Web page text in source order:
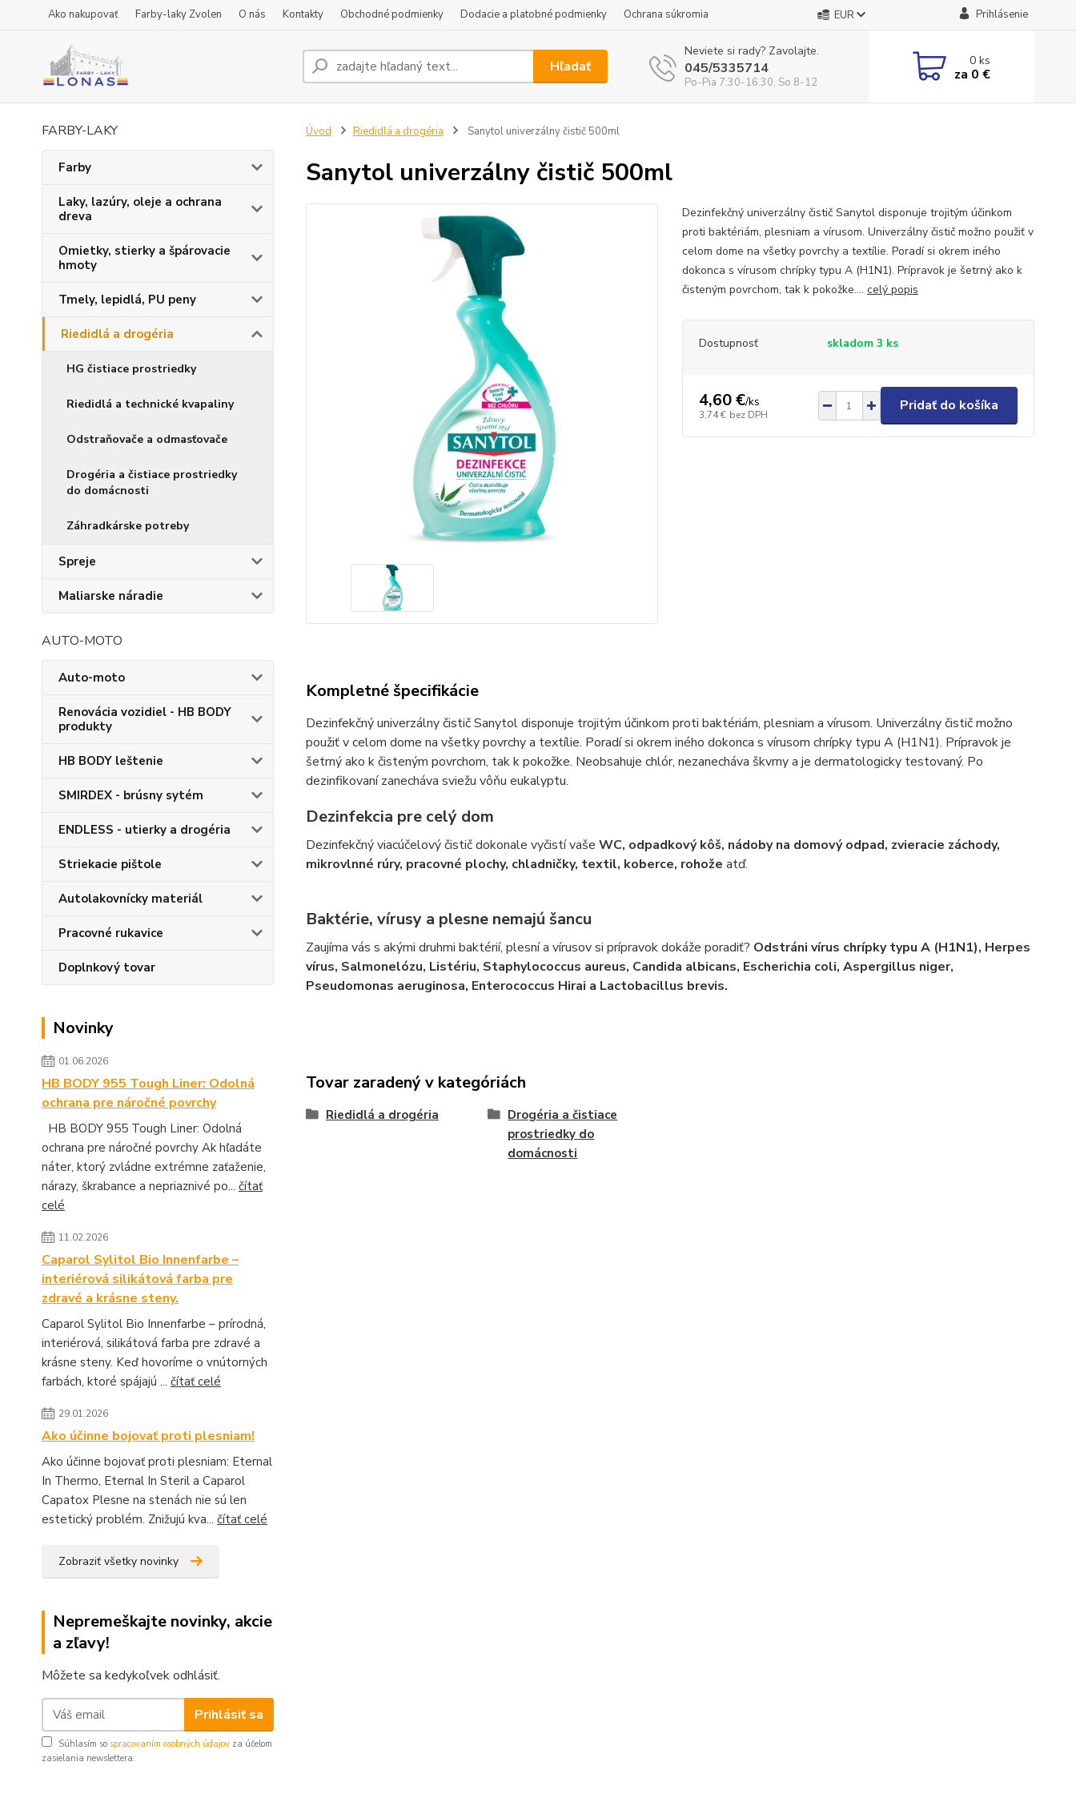
Ako nakupovať Farby-laky Zvolen O nás Kontakty Obchodné podmienky Dodacie a platobné podmienky Ochrana súkromia EUR Prihlásenie
Hľadať
Neviete si rady? Zavolajte.
045/5335714
Po-Pia 7:30-16.30, So 8-12
0ks
za 0 €
FARBY-LAKY
Farby
Laky, lazúry, oleje a ochrana
dreva
Omietky, stierky a špárovacie
hmoty
Tmely, lepidlá, PU peny
Riedidlá a drogéria
HG čistiace prostriedky
Riedidlá a technické kvapaliny
Odstraňovače a odmasťovače
Drogéria a čistiace prostriedky
do domácnosti
Záhradkárske potreby
Spreje
Maliarske náradie
AUTO-MOTO
Auto-moto
Renovácia vozidiel - HB BODY
produkty
HB BODY leštenie
SMIRDEX - brúsny sytém
ENDLESS - utierky a drogéria
Striekacie pištole
Autolakovnícky materiál
Pracovné rukavice
Doplnkový tovar
Novinky
01.06.2026
HB BODY 955 Tough Liner: Odolná
ochrana pre náročné povrchy
HB BODY 955 Tough Liner: Odolná
ochrana pre náročné povrchy Ak hľadáte
náter, ktorý zvládne extrémne zaťaženie,
nárazy, škrabance a nepriaznivé po... čítať
celé
11.02.2026
Caparol Sylitol Bio Innenfarbe –
interiérová silikátová farba pre
zdravé a krásne steny.
Caparol Sylitol Bio Innenfarbe – prírodná,
interiérová, silikátová farba pre zdravé a
krásne steny. Keď hovoríme o vnútorných
farbách, ktoré spájajú ... čítať celé
29.01.2026
Ako účinne bojovať proti plesniam!
Ako účinne bojovať proti plesniam: Eternal
In Thermo, Eternal In Steril a Caparol
Capatox Plesne na stenách nie sú len
estetický problém. Znižujú kva... čítať celé
Zobraziť všetky novinky
Nepremeškajte novinky, akcie
a zľavy!
Môžete sa kedykoľvek odhlásiť.
Prihlásiť sa
Súhlasím so spracovaním osobných údajov za účelom
zasielania newslettera.
Úvod Riedidlá a drogéria Sanytol univerzálny čistič 500ml
Sanytol univerzálny čistič 500ml
Dezinfekčný univerzálny čistič Sanytol disponuje trojitým účinkom
proti baktériám, plesniam a vírusom. Univerzálny čistič možno použiť v
celom dome na všetky povrchy a textílie. Poradí si okrem iného
dokonca s vírusom chrípky typu A (H1N1). Prípravok je šetrný ako k
čisteným povrchom, tak k pokožke.... celý popis
Dostupnosť skladom 3 ks
4,60 €/ks
3,74 € bez DPH
Pridať do košíka
Kompletné špecifikácie
Dezinfekčný univerzálny čistič Sanytol disponuje trojitým účinkom proti baktériám, plesniam a vírusom. Univerzálny čistič možno
použiť v celom dome na všetky povrchy a textílie. Poradí si okrem iného dokonca s vírusom chrípky typu A (H1N1). Prípravok je
šetrný ako k čisteným povrchom, tak k pokožke. Neobsahuje chlór, nezanecháva škvrny a je dermatologicky testovaný. Po
dezinfikovaní zanecháva sviežu vôňu eukalyptu.
Dezinfekcia pre celý dom
Dezinfekčný viacúčelový čistič dokonale vyčistí vaše WC, odpadkový kôš, nádoby na domový odpad, zvieracie záchody,
mikrovlnné rúry, pracovné plochy, chladničky, textil, koberce, rohože atď.
Baktérie, vírusy a plesne nemajú šancu
Zaujíma vás s akými druhmi baktérií, plesní a vírusov si prípravok dokáže poradiť? Odstráni vírus chrípky typu A (H1N1), Herpes
vírus, Salmonelózu, Listériu, Staphylococcus aureus, Candida albicans, Escherichia coli, Aspergillus niger,
Pseudomonas aeruginosa, Enterococcus Hirai a Lactobacillus brevis.
Tovar zaradený v kategóriách
Riedidlá a drogéria
Drogéria a čistiace
prostriedky do
domácnosti